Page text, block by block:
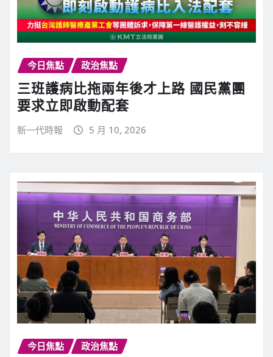
今日焦點 政治焦點
三班護病比拖兩年後才上路 國民黨團
要求立即啟動配套
新一代時報 5 月 10, 2026
今日焦點 政治焦點